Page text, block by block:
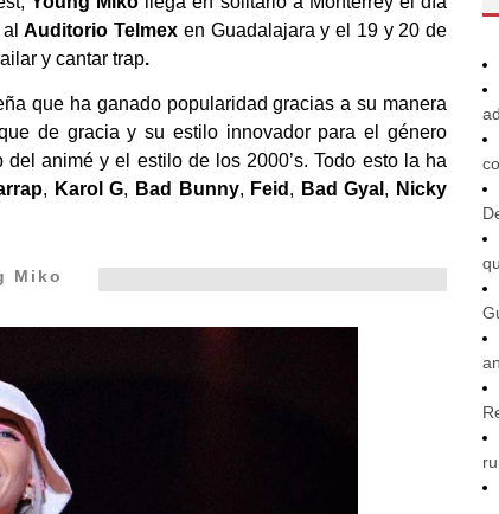
Auditorio Telmex en Guadalajara y el 19 y 20 de
y cantar trap.
que ha ganado popularidad gracias a su manera
de gracia y su estilo innovador para el género
animé y el estilo de los 2000’s. Todo esto la ha
, Karol G, Bad Bunny, Feid , Bad Gyal , Nicky
Miko